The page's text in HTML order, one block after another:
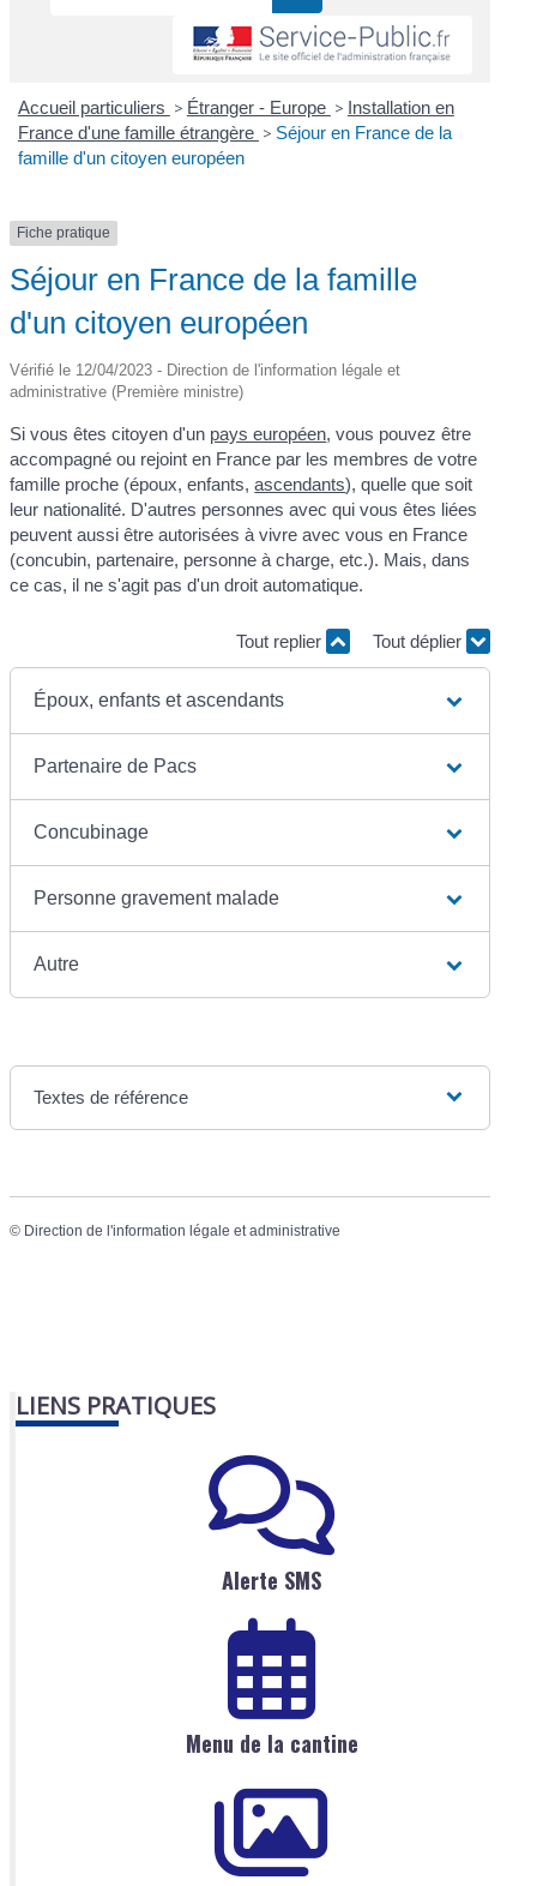
Accueil particuliers > Étranger - Europe > Installation en
France d'une famille étrangère > Séjour en France de la
famille d'un citoyen européen
Fiche pratique
Séjour en France de la famille
d'un citoyen européen
Vérifié le 12/04/2023 - Direction de l'information légale et
administrative (Première ministre)
Si vous êtes citoyen d'un pays européen, vous pouvez être
accompagné ou rejoint en France par les membres de votre
famille proche (époux, enfants,ascendants), quelle que soit
leur nationalité. D'autres personnes avec qui vous êtes liées
peuvent aussi être autorisées à vivre avec vous en France
(concubin, partenaire, personne à charge, etc.). Mais, dans
ce cas, il ne s'agit pas d'un droit automatique.
Tout replier Tout déplier
Époux, enfants et ascendants
Partenaire de Pacs
Concubinage
Personne gravement malade
Autre
Textes de référence
© Direction de l'information légale et administrative
LIENS PRATIQUES
Alerte SMS
Menu de la cantine